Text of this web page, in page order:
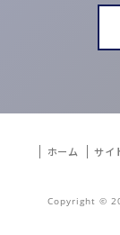
ホーム サイ
Copyright ©